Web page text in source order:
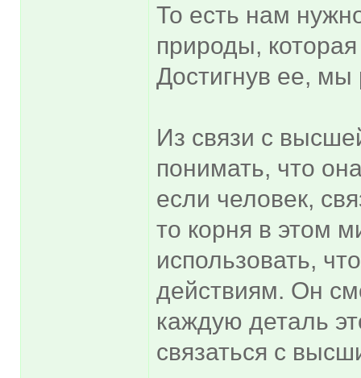
То есть нам
природы,
Достигнув ее,
Из связи с
понимать, что
если человек,
то корня в этом
использовать,
действиям. Он
каждую деталь
связаться с